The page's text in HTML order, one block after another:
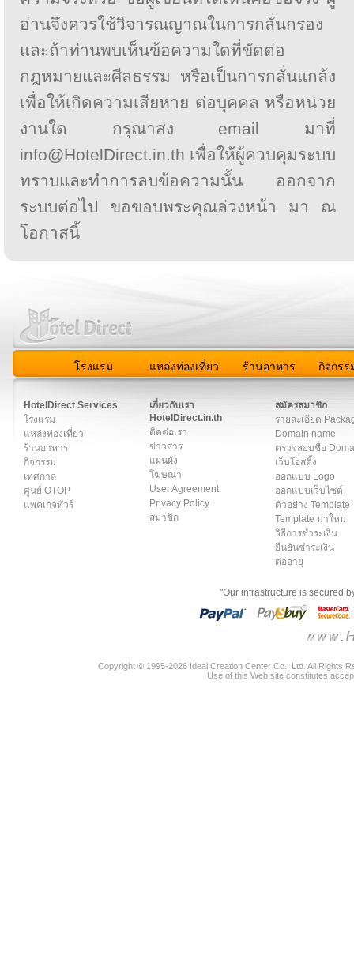
อ่านจึงควรใช้วิจารณญาณในการกลั่นกรอง
และถ้าท่านพบเห็นข้อความใดที่ขัดต่อ
กฎหมายและศีลธรรม หรือเป็นการกลั่นแกล้ง
เพื่อให้เกิดความเสียหาย ต่อบุคคล หรือหน่วย
งานใด กรุณาส่ง email มาที่
info@HotelDirect.in.th เพื่อให้ผู้ควบคุมระบบ
ทราบและทำการลบข้อความนั้น ออกจาก
ระบบต่อไป ขอขอบพระคุณล่วงหน้า มา ณ
โอกาสนี้
โรงแรม แหล่งท่องเที่ยว ร้านอาหาร กิจกรร
HotelDirect Services
โรงแรม
แหล่งท่องเที่ยว
ร้านอาหาร
กิจกรรม
เทศกาล
ศูนย์ OTOP
แพคเกจทัวร์
เกี่ยวกับเรา
HotelDirect.in.th
ติดต่อเรา
ข่าวสาร
แผนผัง
โฆษณา
User Agreement
Privacy Policy
สมาชิก
สมัครสมาชิก
รายละเอียด
Domain name
ตรวจสอบชื่อ
เว็บโฮสติ้ง
ออกแบบ Logo
ออกแบบเว็บไซต์
ตัวอย่าง Template
Template มาใหม่
วิธีการชำระเงิน
ยืนยันชำระเงิน
ต่ออายุ
"Our infrastructure is secured
Copyright © 1995-2026 Ideal Creation Center Co., Ltd. All Rights
Use of this Web site constitutes